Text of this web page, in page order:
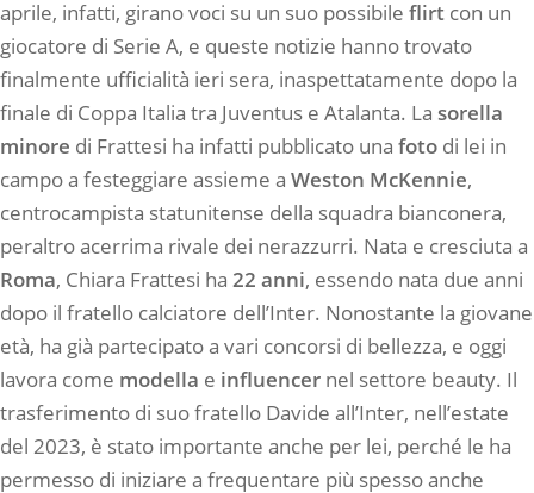
aprile, infatti, girano voci su un suo possibile flirt con un
giocatore di Serie A, e queste notizie hanno trovato
finalmente ufficialità ieri sera, inaspettatamente dopo la
finale di Coppa Italia tra Juventus e Atalanta. La sorella
minore di Frattesi ha infatti pubblicato una foto di lei in
campo a festeggiare assieme a Weston McKennie,
centrocampista statunitense della squadra bianconera,
peraltro acerrima rivale dei nerazzurri. Nata e cresciuta a
Roma, Chiara Frattesi ha 22 anni, essendo nata due anni
dopo il fratello calciatore dell’Inter. Nonostante la giovane
età, ha già partecipato a vari concorsi di bellezza, e oggi
lavora come modella e influencer nel settore beauty. Il
trasferimento di suo fratello Davide all’Inter, nell’estate
del 2023, è stato importante anche per lei, perché le ha
permesso di iniziare a frequentare più spesso anche